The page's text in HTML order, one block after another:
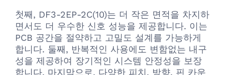
첫째, DF3-2EP-2C(10)는 더 작은 면적을 차지하
면서도 더 우수한 신호 성능을 제공합니다. 이는
PCB 공간을 절약하고 고밀도 설계를 가능하게
합니다. 둘째, 반복적인 사용에도 변함없는 내구
성을 제공하여 장기적인 시스템 안정성을 보장
합니다. 마지막으로, 다양한 피치, 방향, 핀 카운